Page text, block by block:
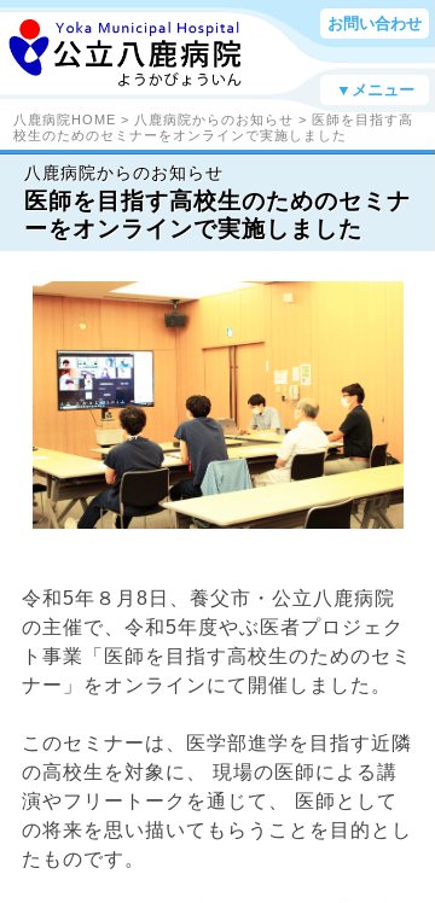
お問い合わせ
▼メニュー
八鹿病院HOME > 八鹿病院からのお知らせ > 医師を目指す高
校生のためのセミナーをオンラインで実施しました
八鹿病院からのお知らせ
医師を目指す高校生のためのセミナ
ーをオンラインで実施しました
令和5年８月8日、養父市・公立八鹿病院
の主催で、令和5年度やぶ医者プロジェク
ト事業「医師を目指す高校生のためのセミ
ナー」をオンラインにて開催しました。
このセミナーは、医学部進学を目指す近隣
の高校生を対象に、 現場の医師による講
演やフリートークを通じて、 医師として
の将来を思い描いてもらうことを目的とし
たものです。